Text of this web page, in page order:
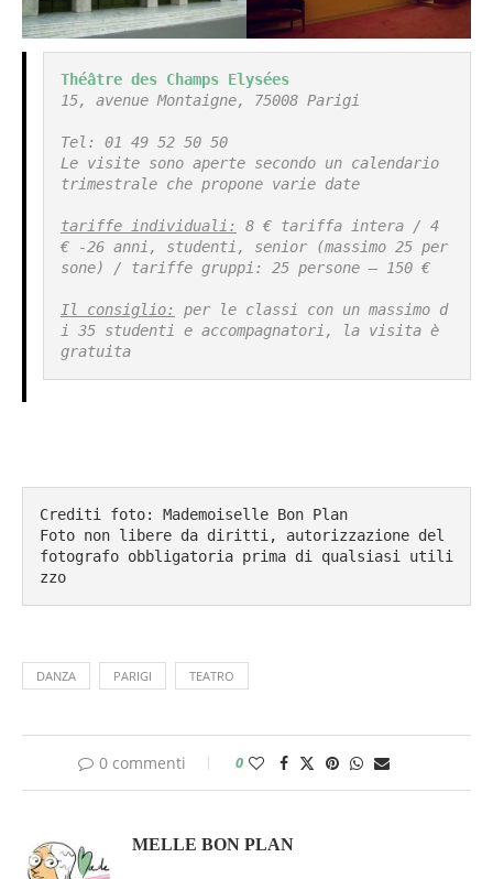
Théâtre des Champs Elysées
15, avenue Montaigne, 75008 Parigi
Tel: 01 49 52 50 50
Le visite sono aperte secondo un calendario
trimestrale che propone varie date
tariffe individuali:
8 € tariffa intera / 4
€ -26 anni, studenti, senior (massimo 25 per
sone) / tariffe gruppi: 25 persone – 150 €
Il consiglio:
per le classi con un massimo d
i 35 studenti e accompagnatori, la visita è
gratuita
Crediti foto: Mademoiselle Bon Plan
Foto non libere da diritti, autorizzazione del
fotografo obbligatoria prima di qualsiasi utili
zzo
DANZA PARIGI TEATRO
0 commenti 0
MELLE BON PLAN